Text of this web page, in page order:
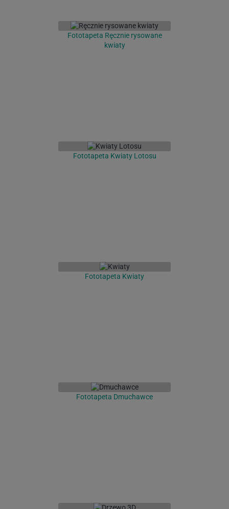
Fototapeta Ręcznie rysowane
kwiaty
Fototapeta Kwiaty Lotosu
Fototapeta Kwiaty
Fototapeta Dmuchawce